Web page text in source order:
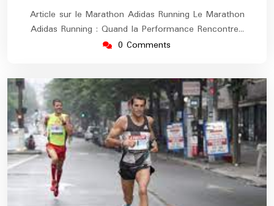
Article sur le Marathon Adidas Running Le Marathon
Adidas Running : Quand la Performance Rencontre…
0 Comments